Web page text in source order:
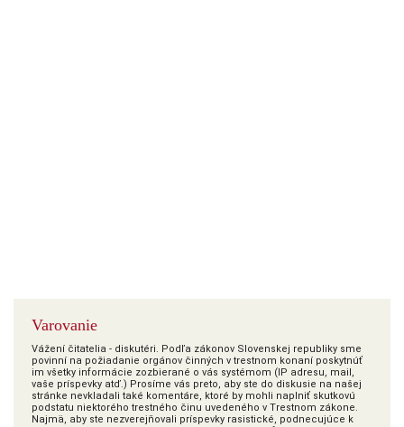
Varovanie
Vážení čitatelia - diskutéri. Podľa zákonov Slovenskej republiky sme
povinní na požiadanie orgánov činných v trestnom konaní poskytnúť
im všetky informácie zozbierané o vás systémom (IP adresu, mail,
vaše príspevky atď.) Prosíme vás preto, aby ste do diskusie na našej
stránke nevkladali také komentáre, ktoré by mohli naplniť skutkovú
podstatu niektorého trestného činu uvedeného v Trestnom zákone.
Najmä, aby ste nezverejňovali príspevky rasistické, podnecujúce k